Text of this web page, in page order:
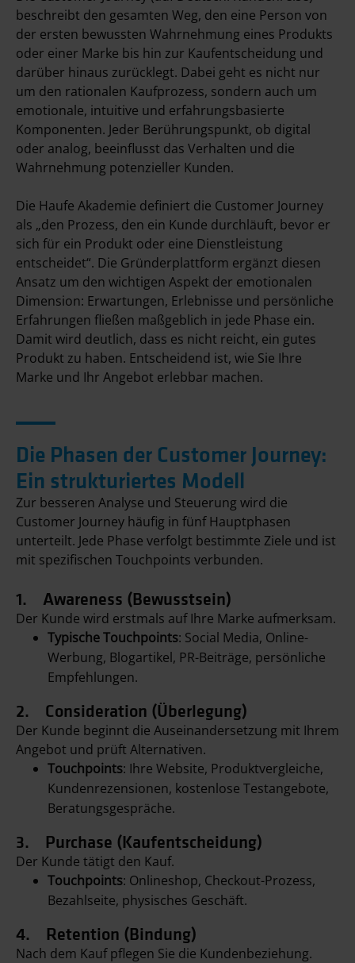
beschreibt den gesamten Weg, den eine Person von
der ersten bewussten Wahrnehmung eines Produkts
oder einer Marke bis hin zur Kaufentscheidung und
darüber hinaus zurücklegt. Dabei geht es nicht nur
um den rationalen Kaufprozess, sondern auch um
emotionale, intuitive und erfahrungsbasierte
Komponenten. Jeder Berührungspunkt, ob digital
oder analog, beeinflusst das Verhalten und die
Wahrnehmung potenzieller Kunden.
Die Haufe Akademie definiert die Customer Journey
als „den Prozess, den ein Kunde durchläuft, bevor er
sich für ein Produkt oder eine Dienstleistung
entscheidet“. Die Gründerplattform ergänzt diesen
Ansatz um den wichtigen Aspekt der emotionalen
Dimension: Erwartungen, Erlebnisse und persönliche
Erfahrungen fließen maßgeblich in jede Phase ein.
Damit wird deutlich, dass es nicht reicht, ein gutes
Produkt zu haben. Entscheidend ist, wie Sie Ihre
Marke und Ihr Angebot erlebbar machen.
Die Phasen der Customer Journey:
Ein strukturiertes Modell
Zur besseren Analyse und Steuerung wird die
Customer Journey häufig in fünf Hauptphasen
unterteilt. Jede Phase verfolgt bestimmte Ziele und ist
mit spezifischen Touchpoints verbunden.
1. Awareness (Bewusstsein)
Der Kunde wird erstmals auf Ihre Marke aufmerksam.
Typische Touchpoints: Social Media, Online-
Werbung, Blogartikel, PR-Beiträge, persönliche
Empfehlungen.
2. Consideration (Überlegung)
Der Kunde beginnt die Auseinandersetzung mit Ihrem
Angebot und prüft Alternativen.
Touchpoints: Ihre Website, Produktvergleiche,
Kundenrezensionen, kostenlose Testangebote,
Beratungsgespräche.
3. Purchase (Kaufentscheidung)
Der Kunde tätigt den Kauf.
Touchpoints: Onlineshop, Checkout-Prozess,
Bezahlseite, physisches Geschäft.
4. Retention (Bindung)
Nach dem Kauf pflegen Sie die Kundenbeziehung.